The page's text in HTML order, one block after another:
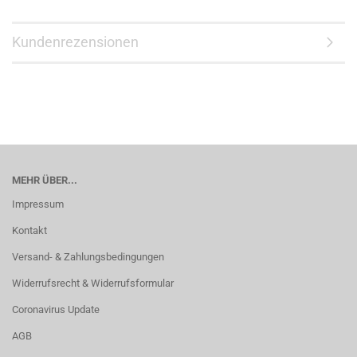
Kundenrezensionen
MEHR ÜBER...
Impressum
Kontakt
Versand- & Zahlungsbedingungen
Widerrufsrecht & Widerrufsformular
Coronavirus Update
AGB